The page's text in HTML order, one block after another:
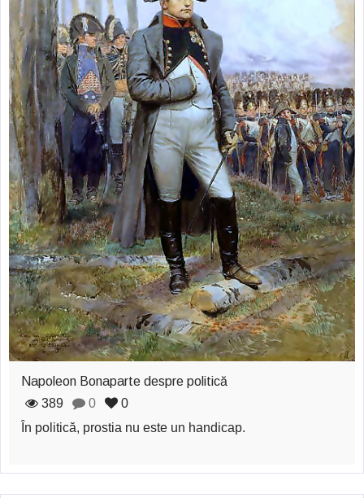
Napoleon Bonaparte despre politică
389
0
0
În politică, prostia nu este un handicap.